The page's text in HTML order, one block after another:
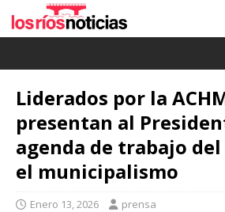
Liderados por la
presentan al
agenda de trabajo
el municipalismo
Enero 13, 2026 prensa